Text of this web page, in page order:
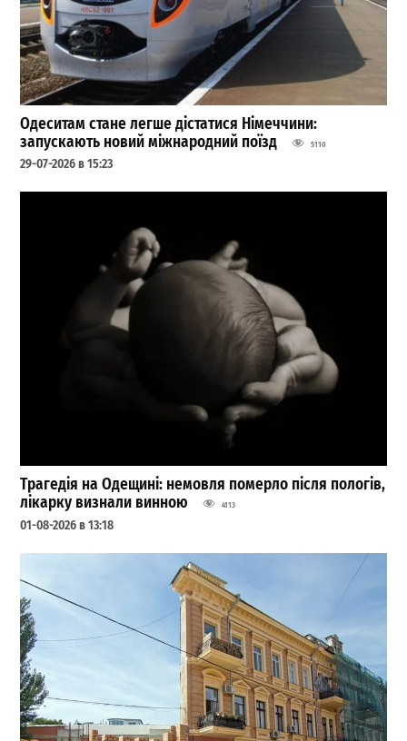
Одеситам стане легше дістатися Німеччини:
запускають новий міжнародний поїзд
5110
29-07-2026 в 15:23
Трагедія на Одещині: немовля померло після пологів,
лікарку визнали винною
4113
01-08-2026 в 13:18